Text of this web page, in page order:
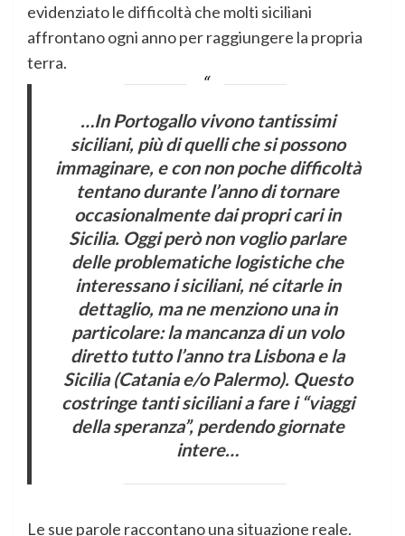
evidenziato le difficoltà che molti siciliani
affrontano ogni anno per raggiungere la propria
terra.
…In Portogallo vivono tantissimi
siciliani, più di quelli che si possono
immaginare, e con non poche difficoltà
tentano durante l’anno di tornare
occasionalmente dai propri cari in
Sicilia. Oggi però non voglio parlare
delle problematiche logistiche che
interessano i siciliani, né citarle in
dettaglio, ma ne menziono una in
particolare: la mancanza di un volo
diretto tutto l’anno tra Lisbona e la
Sicilia (Catania e/o Palermo). Questo
costringe tanti siciliani a fare i “viaggi
della speranza”, perdendo giornate
intere…
Le sue parole raccontano una situazione reale.